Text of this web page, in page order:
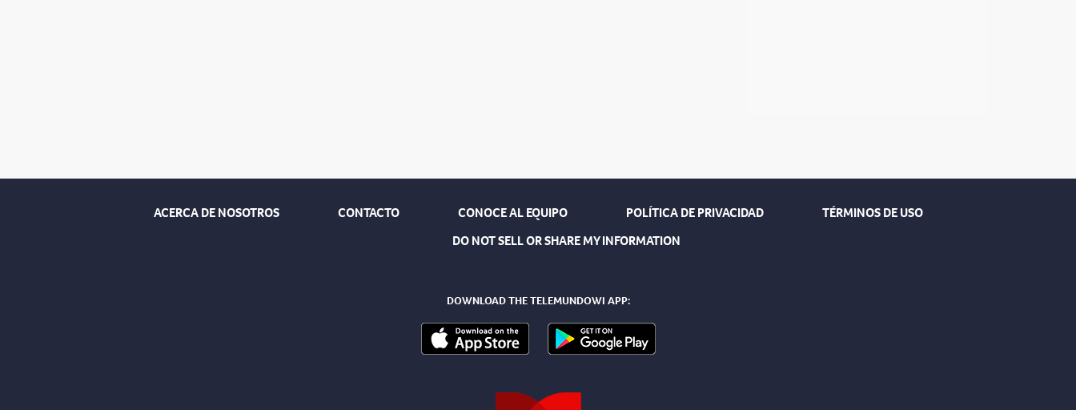
ACERCA DE NOSOTROS CONTACTO CONOCE AL EQUIPO POLÍTICA DE PRIVACIDAD
TÉRMINOS DE USO
DO NOT SELL OR SHARE MY INFORMATION
DOWNLOAD THE TELEMUNDOWI APP: